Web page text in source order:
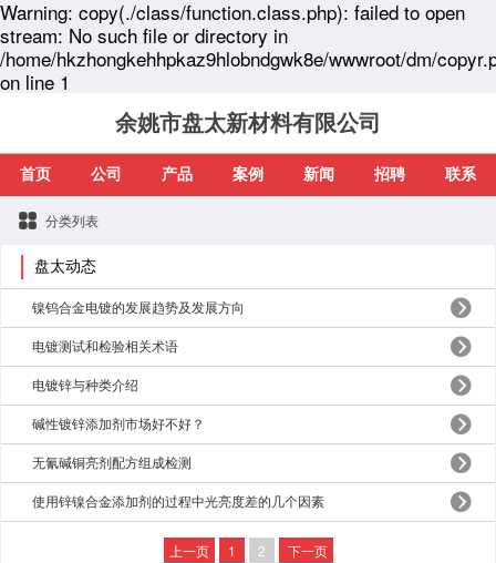
Warning: copy(./class/function.class.php): failed to open
stream: No such file or directory in
/home/hkzhongkehhpkaz9hlobndgwk8e/wwwroot/dm/
on line 1
余姚市盘太新材料有限公司
首页 公司 产品 案例 新闻 招聘 联系
分类列表
盘太动态
镍钨合金电镀的发展趋势及发展方向
电镀测试和检验相关术语
电镀锌与种类介绍
碱性镀锌添加剂市场好不好？
无氰碱铜亮剂配方组成检测
使用锌镍合金添加剂的过程中光亮度差的几个因素
上一页 1 2 下一页